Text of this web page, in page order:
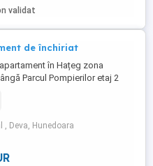
validat
de închiriat
în Hațeg zona
Parcul Pompierilor etaj 2
, Deva, Hunedoara